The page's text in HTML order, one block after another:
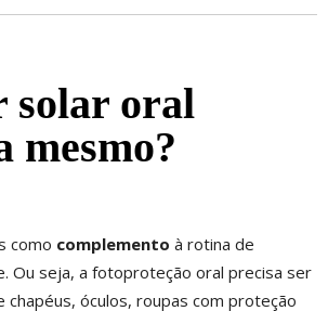
solar oral
mesmo?
como complemento à rotina de
Ou seja, a fotoproteção oral precisa ser
chapéus, óculos, roupas com proteção